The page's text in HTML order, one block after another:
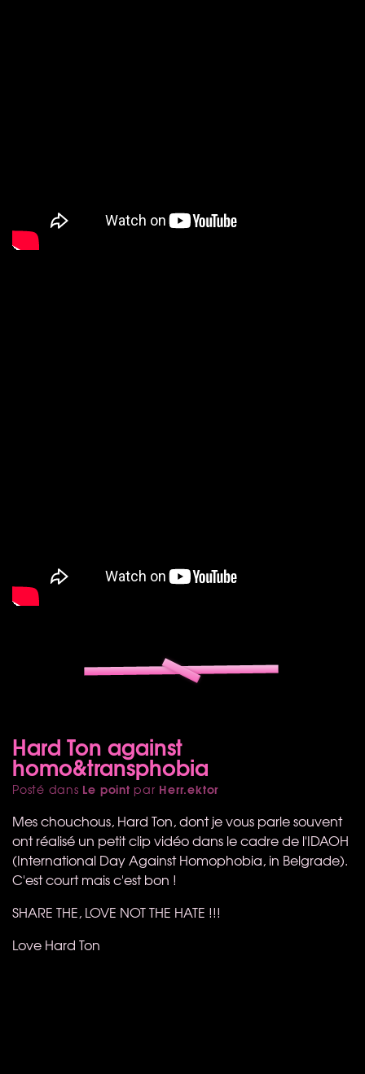
Hard Ton against
homo&transphobia
Posté dans Le point par Herr.ektor
Mes chouchous, Hard Ton, dont je vous parle souvent
ont réalisé un petit clip vidéo dans le cadre de l'IDAOH
(International Day Against Homophobia, in Belgrade).
C'est court mais c'est bon !
SHARE THE, LOVE NOTTHE HATE !!!
Love Hard Ton